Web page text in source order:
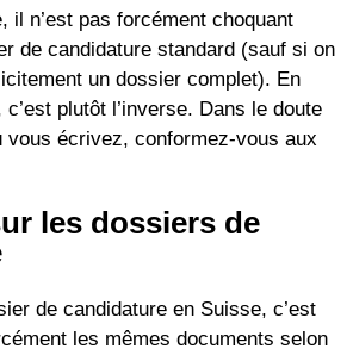
il n’est pas forcément choquant
de candidature standard (sauf si on
un dossier complet). En
plutôt l’inverse. Dans le doute
vous écrivez, conformez-vous aux
les dossiers de
de candidature en Suisse, c’est
les mêmes documents selon